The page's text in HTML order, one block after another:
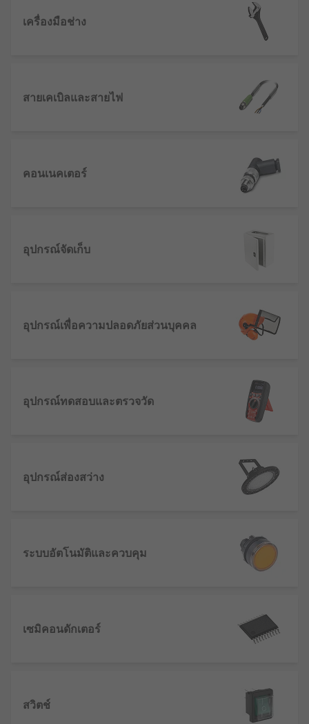
เครื่องมือช่าง
สายเคเบิลและสายไฟ
คอนเนคเตอร์
อุปกรณ์จัดเก็บ
อุปกรณ์เพื่อความปลอดภัยส่วนบุคคล
อุปกรณ์ทดสอบและตรวจวัด
อุปกรณ์ส่องสว่าง
ระบบอัตโนมัติและควบคุม
เซมิคอนดักเตอร์
สวิตช์